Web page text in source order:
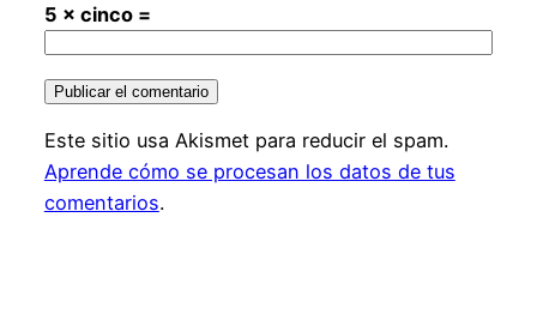
5 × cinco =
Este sitio usa Akismet para reducir el spam.
Aprende cómo se procesan los datos de tus
comentarios.